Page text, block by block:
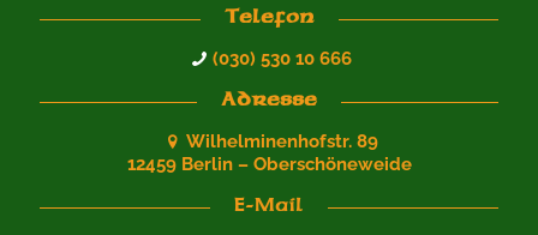
Telefon
(030) 530 10 666
Adresse
Wilhelminenhofstr. 89
12459 Berlin – Oberschöneweide
E-Mail